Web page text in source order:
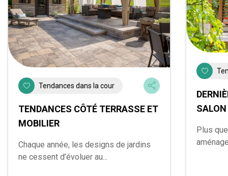
Tendances dans la cour
TENDANCES CÔTÉ TERRASSE ET
MOBILIER
Chaque année, les designs de jardins
ne cessent d’évoluer au...
SALON
Plus